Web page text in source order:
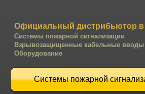
Официальный дистрибьютор в
Системы пожарной сигнализации
Взрывозащищенные кабельные вводы
Оборудование
Системы пожарной